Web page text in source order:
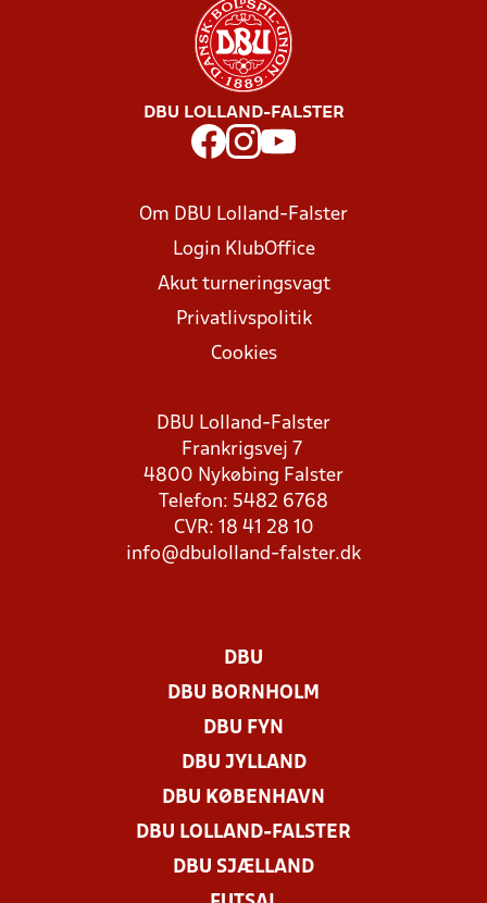
DBU LOLLAND-FALSTER
Om DBU Lolland-Falster
Login KlubOffice
Akut turneringsvagt
Privatlivspolitik
Cookies
DBU Lolland-Falster
Frankrigsvej 7
4800 Nykøbing Falster
Telefon: 5482 6768
CVR: 18 41 28 10
info@dbulolland-falster.dk
DBU
DBU BORNHOLM
DBU FYN
DBU JYLLAND
DBU KØBENHAVN
DBU LOLLAND-FALSTER
DBU SJÆLLAND